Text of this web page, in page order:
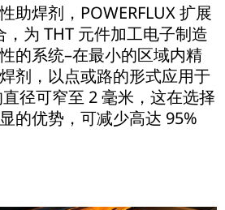
助焊剂，POWERFLUX 扩展
，为 THT 元件加工电子制造
的系统–在最小的区域内精
剂，以点或路的形式应用于
径可窄至 2 毫米，这在选择
的优势，可减少高达 95%